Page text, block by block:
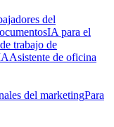
del
IA para el
trabajo de
Asistente de oficina
del marketingPara